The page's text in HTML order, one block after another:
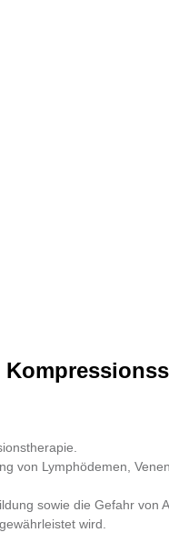
von Lymphödemen,
sowie die Gefahr
wird.